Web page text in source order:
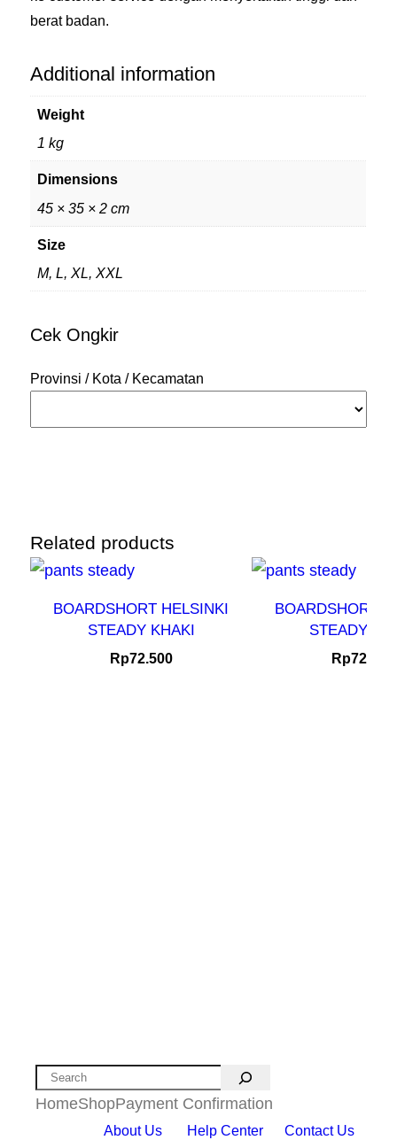
berat badan.
Additional information
Weight
1 kg
Dimensions
45 × 35 × 2 cm
Size
M, L, XL, XXL
Cek Ongkir
Provinsi / Kota / Kecamatan
Related products
BOARDSHORT HELSINKI
STEADY KHAKI
Rp72.500
BOARDSHORT
STEADY
Rp72.500
Search
HomeShopPayment Confirmation
About Us Help Center Contact Us